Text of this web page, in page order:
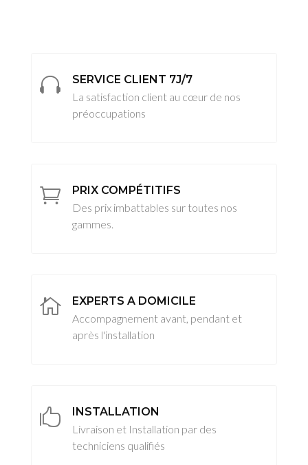

SERVICE CLIENT 7J/7
La satisfaction client au cœur de nos
préoccupations

PRIX COMPÉTITIFS
Des prix imbattables sur toutes nos
gammes.

EXPERTS A DOMICILE
Accompagnement avant, pendant et
après l'installation

INSTALLATION
Livraison et Installation par des
techniciens qualifiés